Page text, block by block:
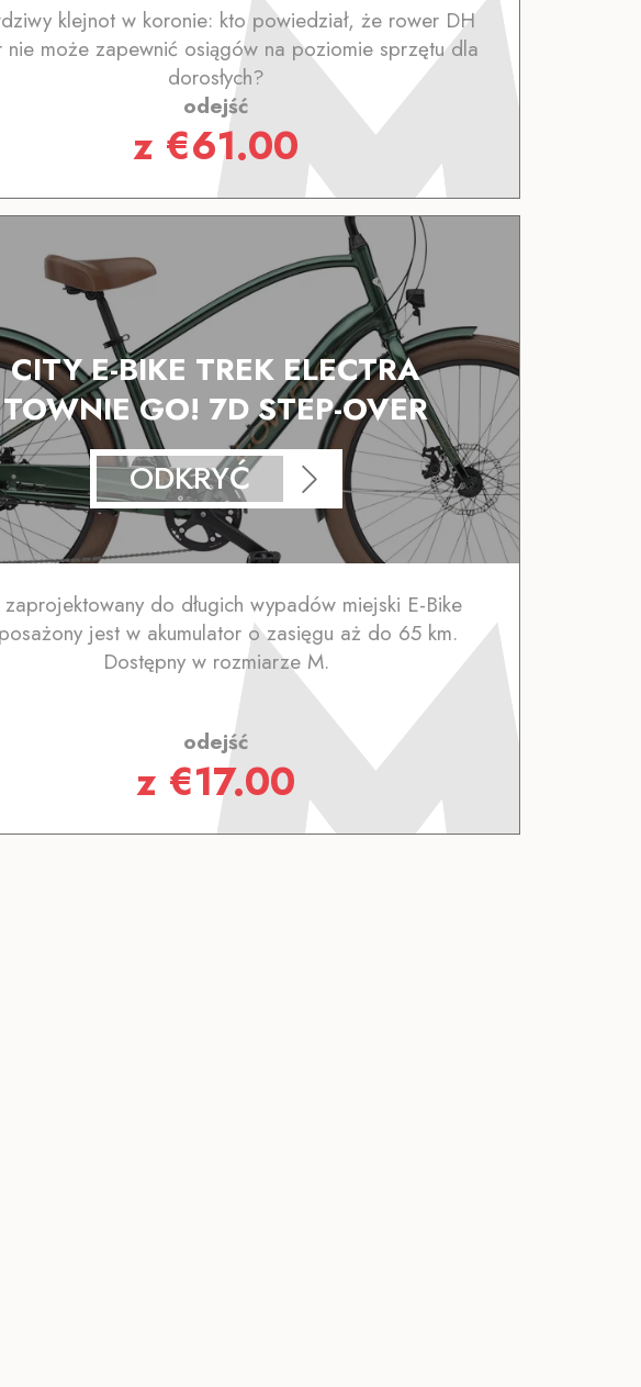
klejnot w koronie: kto powiedział, że rower DH
nie może zapewnić osiągów na poziomie sprzętu dla
dorosłych?
odejść
z €61.00
CITY E-BIKE TREK ELECTRA
TOWNIE GO! 7D STEP-OVER
ODKRYĆ
zaprojektowany do długich wypadów miejski E-Bike
jest w akumulator o zasięgu aż do 65 km.
Dostępny w rozmiarze M.
odejść
z €17.00